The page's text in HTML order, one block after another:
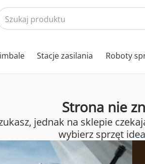
Stacje zasilania Roboty
Strona nie
jednak na sklepie
wybierz sprzęt